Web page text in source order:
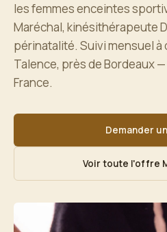
les femmes enceintes
Maréchal, kinésithérapeute
périnatalité. Suivi mensuel
Talence, près de Bordeaux
France.
Demander
Voir toute l'offre